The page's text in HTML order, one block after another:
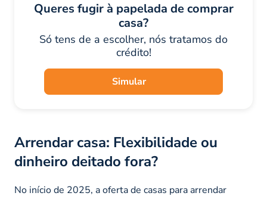
Queres fugir à papelada de comprar
casa?
Só tens de a escolher, nós tratamos do
crédito!
Simular
Arrendar casa: Flexibilidade ou
dinheiro deitado fora?
No início de 2025, a oferta de casas para arrendar